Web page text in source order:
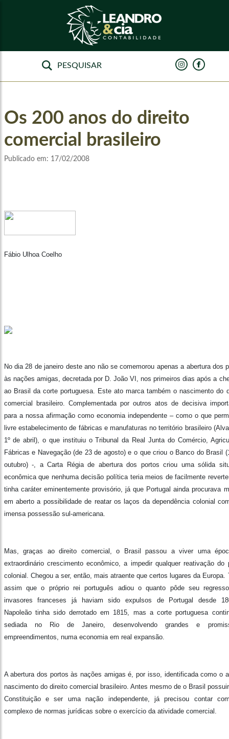
Os 200 anos do direito
comercial brasileiro
Publicado em: 17/02/2008
Fábio Ulhoa Coelho
No dia 28 de janeiro deste ano não se comemorou apenas a abertura dos
às nações amigas, decretada por D. João VI, nos primeiros dias após a
ao Brasil da corte portuguesa. Este ato marca também o nascimento do
comercial brasileiro. Complementada por outros atos de decisiva
para a nossa afirmação como economia independente – como o que
livre estabelecimento de fábricas e manufaturas no território brasileiro
1º de abril), o que instituiu o Tribunal da Real Junta do Comércio,
Fábricas e Navegação (de 23 de agosto) e o que criou o Banco do Brasil
outubro) -, a Carta Régia de abertura dos portos criou uma sólida
econômica que nenhuma decisão política teria meios de facilmente
tinha caráter eminentemente provisório, já que Portugal ainda procurava
em aberto a possibilidade de reatar os laços da dependência colonial
imensa possessão sul-americana.
Mas, graças ao direito comercial, o Brasil passou a viver uma
extraordinário crescimento econômico, a impedir qualquer reativação do
colonial. Chegou a ser, então, mais atraente que certos lugares da Europa.
assim que o próprio rei português adiou o quanto pôde seu
invasores franceses já haviam sido expulsos de Portugal desde
Napoleão tinha sido derrotado em 1815, mas a corte portuguesa
sediada no Rio de Janeiro, desenvolvendo grandes e
empreendimentos, numa economia em real expansão.
A abertura dos portos às nações amigas é, por isso, identificada como o
nascimento do direito comercial brasileiro. Antes mesmo de o Brasil
Constituição e ser uma nação independente, já precisou contar
complexo de normas jurídicas sobre o exercício da atividade comercial.